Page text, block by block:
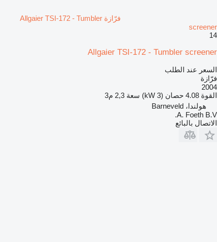
فرّازة Allgaier TSI-172 - Tumbler
screener
14
Allgaier TSI-172 - Tumbler screener
السعر عند الطلب
فرّازة
2004
القوة 4.08 حصان (3 kW) سعة 2,3 م3
هولندا، Barneveld
A. Foeth B.V.
الاتصال بالبائع